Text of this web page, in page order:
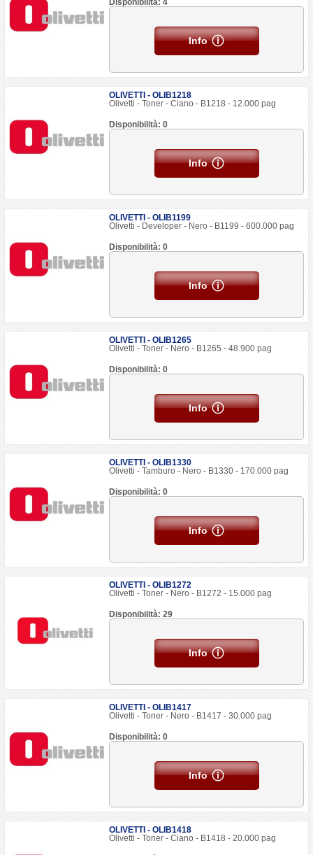
Disponibilità: 4
Info
OLIVETTI - OLIB1218
Olivetti - Toner - Ciano - B1218 - 12.000 pag
Disponibilità: 0
Info
OLIVETTI - OLIB1199
Olivetti - Developer - Nero - B1199 - 600.000 pag
Disponibilità: 0
Info
OLIVETTI - OLIB1265
Olivetti - Toner - Nero - B1265 - 48.900 pag
Disponibilità: 0
Info
OLIVETTI - OLIB1330
Olivetti - Tamburo - Nero - B1330 - 170.000 pag
Disponibilità: 0
Info
OLIVETTI - OLIB1272
Olivetti - Toner - Nero - B1272 - 15.000 pag
Disponibilità: 29
Info
OLIVETTI - OLIB1417
Olivetti - Toner - Nero - B1417 - 30.000 pag
Disponibilità: 0
Info
OLIVETTI - OLIB1418
Olivetti - Toner - Ciano - B1418 - 20.000 pag